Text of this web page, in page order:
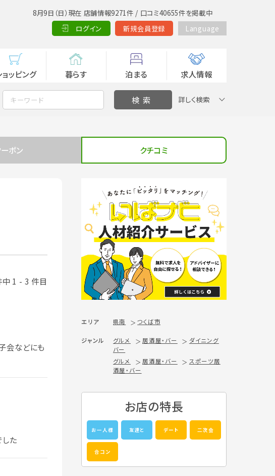
8月9日（日）現在 店舗情報9271件 / 口コミ40655件を掲載中
ログイン
新規会員登録 Language
ョッピング 暮らす 泊まる 求人情報
詳しく検索
ーポン クチコミ
1 - 3 件目
会などにも
した
エリア 県南 つくば市
ジャンル グルメ 居酒屋・バー
ダイニング
バー
グルメ
居酒屋・バー
スポーツ居
酒屋・バー
お店の特長
お一人様 友達と デート 二次会
合コン